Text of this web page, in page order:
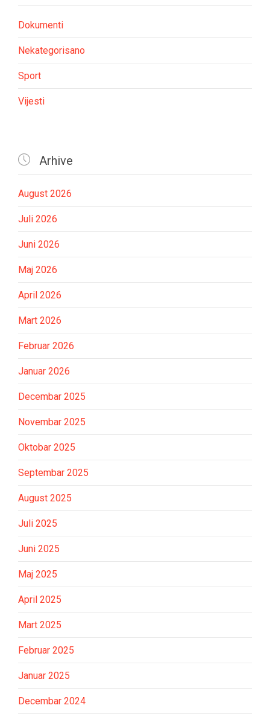
Dokumenti
Nekategorisano
Sport
Vijesti
 Arhive
August 2026
Juli 2026
Juni 2026
Maj 2026
April 2026
Mart 2026
Februar 2026
Januar 2026
Decembar 2025
Novembar 2025
Oktobar 2025
Septembar 2025
August 2025
Juli 2025
Juni 2025
Maj 2025
April 2025
Mart 2025
Februar 2025
Januar 2025
Decembar 2024